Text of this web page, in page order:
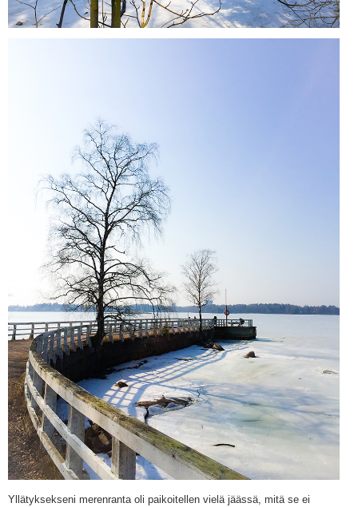
Yllätyksekseni merenranta oli paikoitellen vielä jäässä, mitä se ei